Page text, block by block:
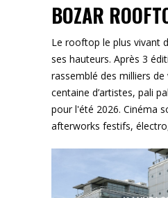
BOZAR
Le rooftop le plus vivant
ses hauteurs. Après 3
rassemblé des milliers
centaine d’artistes, pali
pour l'été 2026. Cinéma
afterworks festifs,